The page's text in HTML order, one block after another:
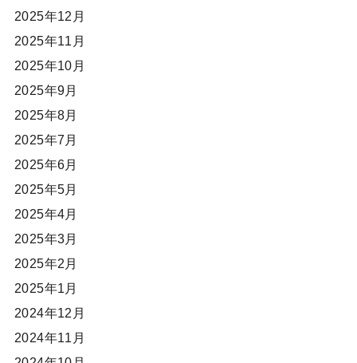
2025年12月
2025年11月
2025年10月
2025年9月
2025年8月
2025年7月
2025年6月
2025年5月
2025年4月
2025年3月
2025年2月
2025年1月
2024年12月
2024年11月